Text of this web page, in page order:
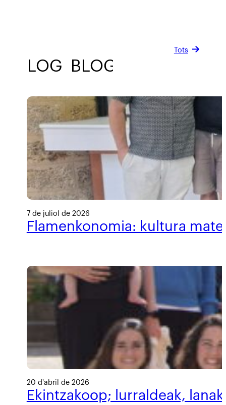
BLOG BLOG
Tots
7 de juliol de 2026
Flamenkonomia: kultura
20 d'abril de 2026
Ekintzakoop; lurraldeak,